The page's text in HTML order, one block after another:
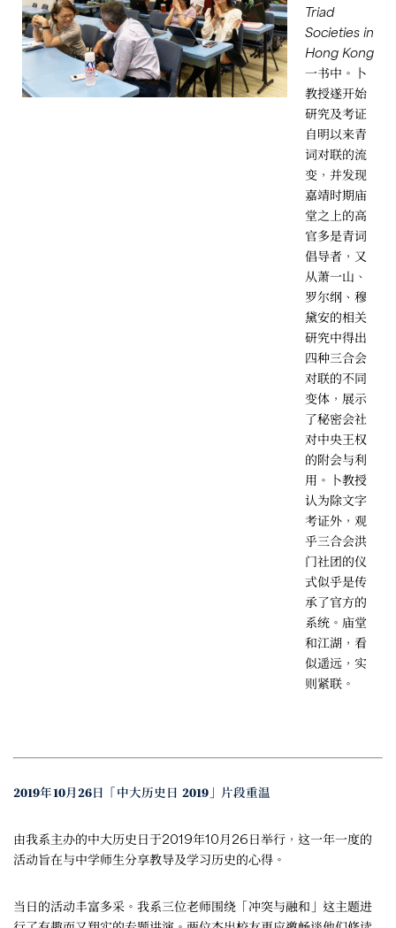
Triad
Societies in
Hong Kong
一书中。卜
教授遂开始
研究及考证
自明以来青
词对联的流
变，并发现
嘉靖时期庙
堂之上的高
官多是青词
倡导者，又
从萧一山、
罗尔纲、穆
黛安的相关
研究中得出
四种三合会
对联的不同
变体，展示
了秘密会社
对中央王权
的附会与利
用。卜教授
认为除文字
考证外，观
乎三合会洪
门社团的仪
式似乎是传
承了官方的
系统。庙堂
和江湖，看
似遥远，实
则紧联。
2019年10月26日「中大历史日 2019」片段重温
由我系主办的中大历史日于2019年10月26日举行，这一年一度的
活动旨在与中学师生分享教导及学习历史的心得。
当日的活动丰富多采。我系三位老师围绕「冲突与融和」这主题进